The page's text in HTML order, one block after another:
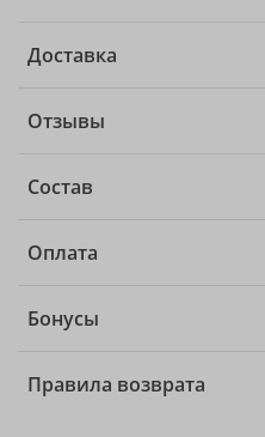
Доставка
Отзывы
Состав
Оплата
Бонусы
Правила возврата